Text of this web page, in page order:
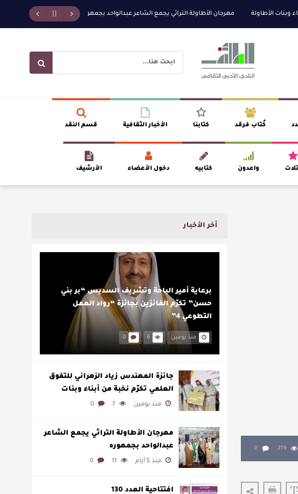
الأطاولة مهرجان الأطاولة التراثي يجمع الشاعر عبدالواحد بجمهوره افتتاحية العدد 130
كُتاب فرقد كتابنا الأخبار الثقافية قسم النقد
واعدون كتابيه دخول الأعضاء الأرشيف
أخر الأخبار
برعاية أمير الباحة وتشريف السديس “بر بني
حسن” تكرّم الفائزين بجائزة “رواد العمل
التطوعي 4”
منذ يومين 6
0
جائزة المهندس زياد الزهراني للتفوق
العلمي تكرّم نخبة من أبناء وبنات
الأطاولة
منذ يومين 7
0
مهرجان الأطاولة التراثي يجمع الشاعر
عبدالواحد بجمهوره
منذ 5 أيام 11
0
افتتاحية العدد 130
219
0